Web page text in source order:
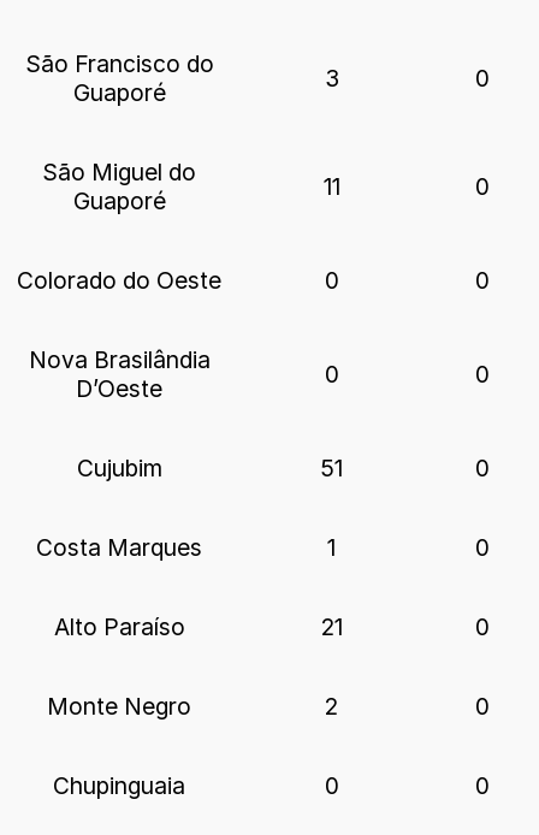
São Francisco do
Guaporé
3 0
São Miguel do
Guaporé
11 0
Colorado do Oeste 0 0
Nova Brasilândia
D’Oeste
0 0
Cujubim 51 0
Costa Marques 1 0
Alto Paraíso 21 0
Monte Negro 2 0
Chupinguaia 0 0